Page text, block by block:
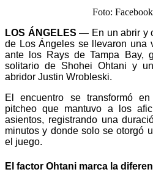
Foto:
LOS ÁNGELES — En un abrir y
de Los Ángeles se llevaron una
ante los Rays de Tampa Bay,
solitario de Shohei Ohtani y
abridor Justin Wrobleski.
El encuentro se transformó
pitcheo que mantuvo a los
asientos, registrando una
minutos y donde solo se otorgó
el juego.
El factor Ohtani marca la